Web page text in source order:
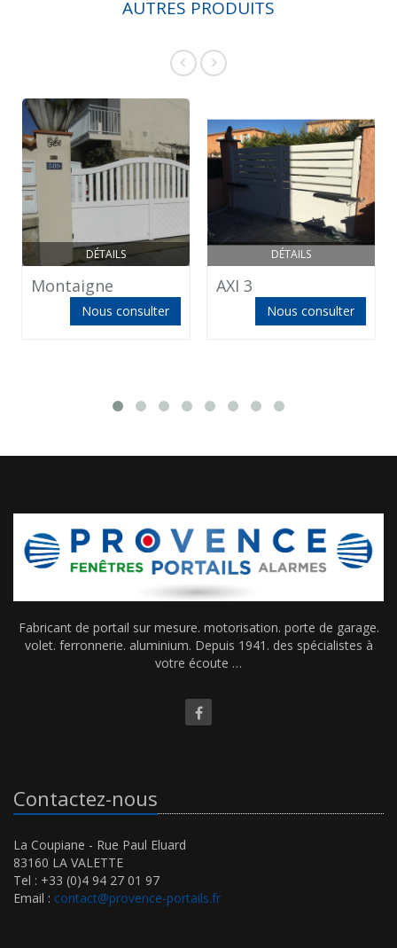
AUTRES PRODUITS
DÉTAILS
Montaigne
Nous consulter
DÉTAILS
AXI 3
Nous consulter
Fabricant de portail sur mesure. motorisation. porte de garage.
volet. ferronnerie. aluminium. Depuis 1941. des spécialistes à
votre écoute …
Contactez-nous
La Coupiane - Rue Paul Eluard
83160 LA VALETTE
Tel : +33 (0)4 94 27 01 97
Email : contact@provence-portails.fr